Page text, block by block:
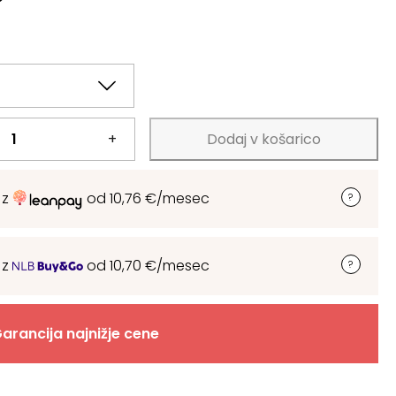
+ Dodaj v košarico
od 10,76 €/mesec
od 10,70 €/mesec
najnižje cene